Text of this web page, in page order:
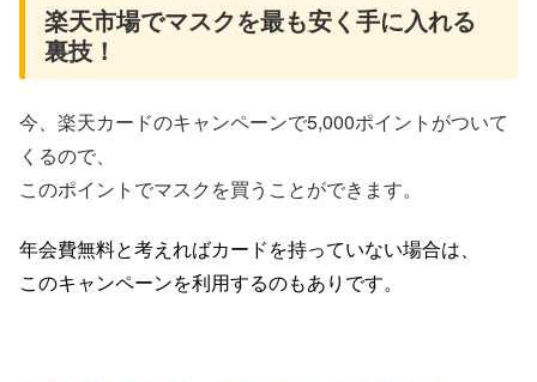
楽天市場でマスクを最も安く手に入れる
裏技！
今、楽天カードのキャンペーンで5,000ポイントがついて
くるので、
このポイントでマスクを買うことができます。
年会費無料と考えればカードを持っていない場合は、
このキャンペーンを利用するのもありです。